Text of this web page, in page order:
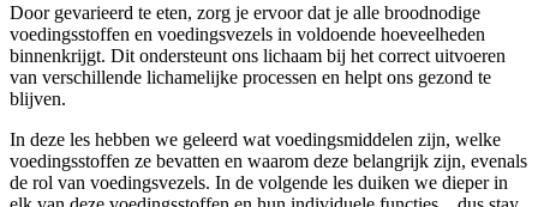
Door gevarieerd te eten, zorg je ervoor dat je alle broodnodige
voedingsstoffen en voedingsvezels in voldoende hoeveelheden
binnenkrijgt. Dit ondersteunt ons lichaam bij het correct uitvoeren
van verschillende lichamelijke processen en helpt ons gezond te
blijven.
In deze les hebben we geleerd wat voedingsmiddelen zijn, welke
voedingsstoffen ze bevatten en waarom deze belangrijk zijn, evenals
de rol van voedingsvezels. In de volgende les duiken we dieper in